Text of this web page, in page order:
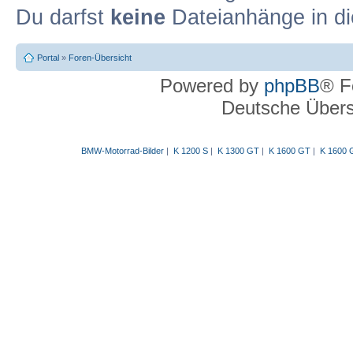
Du darfst keine Dateianhänge in
Portal » Foren-Übersicht
Powered by phpBB®
Deutsche
BMW-Motorrad-Bilder| K 1200 S| K 1300 GT| K 1600 GT| K 1600